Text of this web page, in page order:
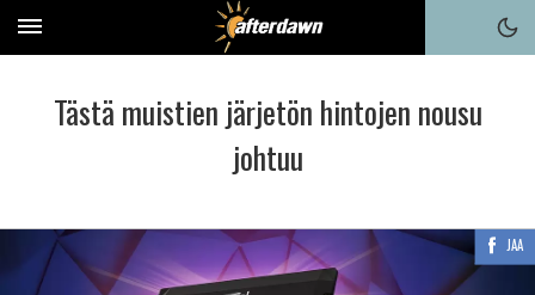
Tästä muistien järjetön hintojen nousu
johtuu
JAA